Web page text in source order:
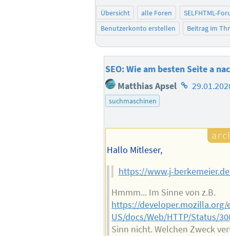
Übersicht alle Foren
SELFHTML-
Benutzerkonto erstellen
Beitrag im
SEO: Wie am besten Seite a
Matthias Apsel Homepage
suchmaschinen
Hallo Mitleser,
https://www.j-
Hmmm... Im Sinne von z.B.
https://developer.mozilla.org/
US/docs/Web/HTTP/Status/
Sinn nicht. Welchen Zweck